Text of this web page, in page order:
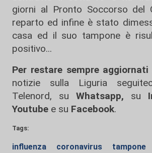
giorni al Pronto Soccorso del
reparto ed infine è stato
casa ed il suo tampone è
positivo...
Per restare sempre aggiornati
notizie sulla Liguria
Telenord, su
Whatsapp, su
Youtube e su Facebook.
Tags:
influenza coronavirus tampone